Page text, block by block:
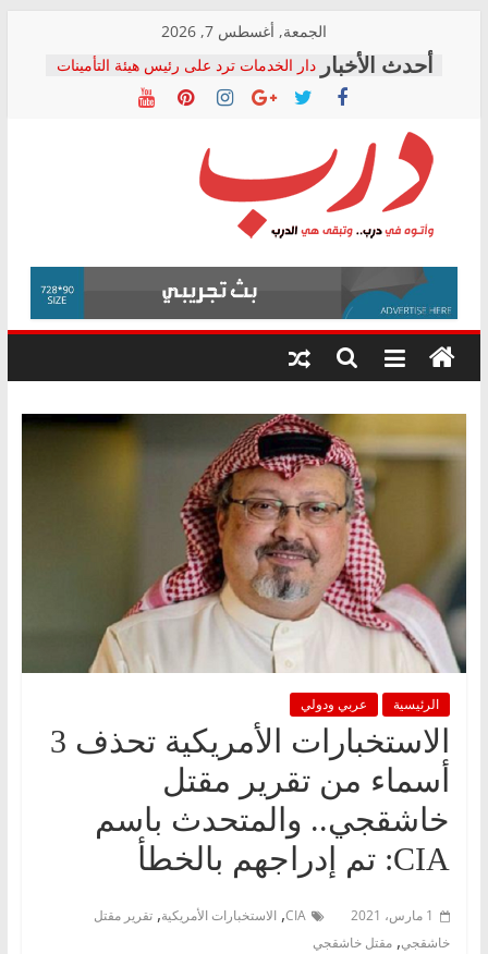
content
الجمعة, أغسطس 7, 2026
دار الخدمات ترد على رئيس هيئة التأمينات
بعد مؤتمره الصحفي: إنكار الأزمة لا ينهي
معاناة أصحاب المعاشات.. ونطالب بكشف
فرحات سليمان يكتب: القطاع الصحي إلى
أين؟
حزب التحالف الشعبي يطلق لجنة “الحق
في الصحة” بالإسكندرية لرصد الانتهاكات
ودعم المرضى
الوزاري لمدينة الصحفيين.. وانتهاء أعمال
إنشاء المبنى الإداري
المجلس القومي لحقوق الإنسان يعلن
متابعة قضية الدكتور محمد زهران.. ويؤكد:
قرينة البراءة وضمانات المحاكمة العادلة
درب
وأتوه
درب..
وتبقى
هي
الرئيسية عربي ودولي
الاستخبارات الأمريكية تحذف 3
أسماء من تقرير مقتل
خاشقجي.. والمتحدث باسم
CIA: تم إدراجهم بالخطأ
1 مارس، 2021 CIA
, الاستخبارات الأمريكية, تقرير مقتل
خاشقجي, مقتل خاشقجي